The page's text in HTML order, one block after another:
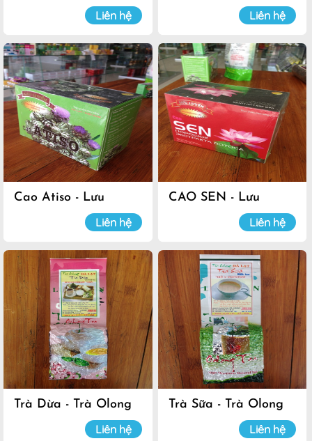
Liên hệ Liên hệ
Cao Atiso - Lưu
Liên hệ
CAO SEN - Lưu
Liên hệ
Trà Dừa - Trà Olong
Liên hệ
Trà Sữa - Trà Olong
Liên hệ